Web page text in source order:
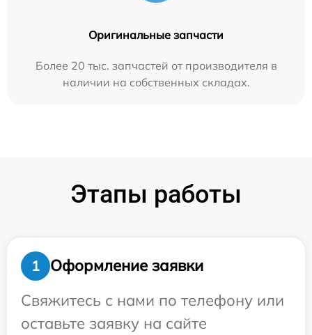
Оригинальные запчасти
Более 20 тыс. запчастей от производителя в
наличии на собственных складах.
Этапы работы
1
Оформление заявки
Свяжитесь с нами по телефону или
оставьте заявку на сайте